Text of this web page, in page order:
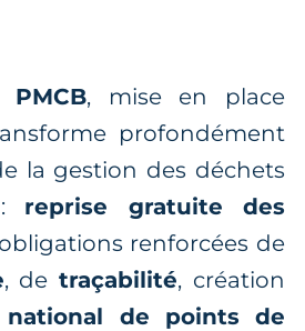
PMCB, mise en place
profondément
la gestion des déchets
reprise gratuite des
renforcées de
, detraçabilité, création
national de points de